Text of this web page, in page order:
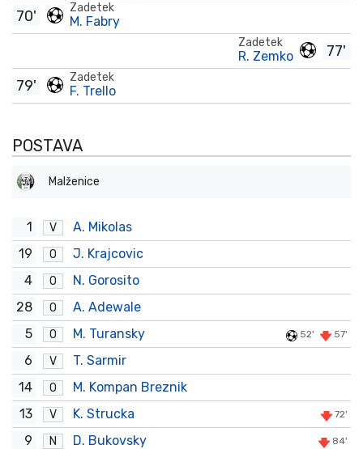
Zadetek
M. Fabry
70'
77'
Zadetek
R. Zemko
Zadetek
F. Trello
79'
POSTAVA
Malženice
1 V
A. Mikolas
19
O
J. Krajcovic
4
O
N. Gorosito
28
O
A. Adewale
5
O M. Turansky 52' 57'
6 V
T. Sarmir
14
O
M. Kompan Breznik
13
V K. Strucka 72'
9 N D. Bukovsky 84'